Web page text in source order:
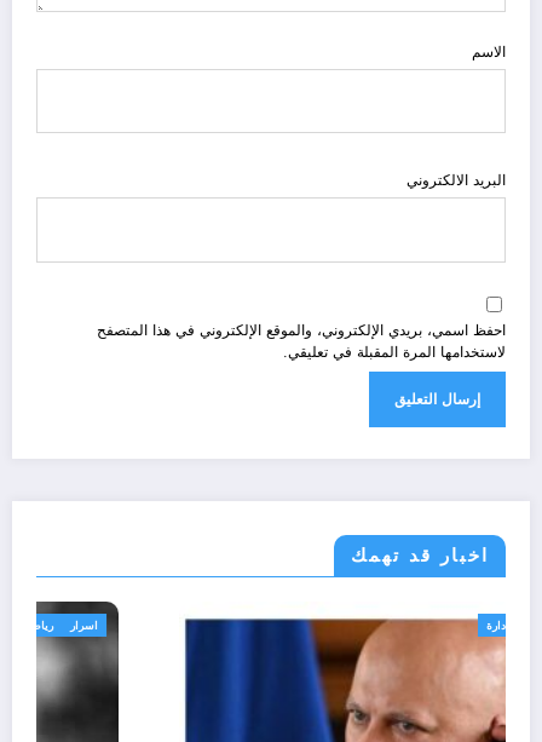
الاسم
البريد الالكتروني
احفظ اسمي، بريدي الإلكتروني، والموقع الإلكتروني في هذا المتصفح
لاستخدامها المرة المقبلة في تعليقي.
اخبار قد تهمك
الحدث قانون تشريع و ادارة